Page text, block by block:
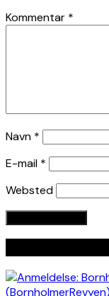
Kommentar *
Navn *
E-mail *
Websted